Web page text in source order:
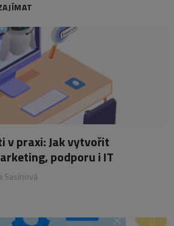
v praxi: Jak vytvořit
podporu i IT
Sasínová